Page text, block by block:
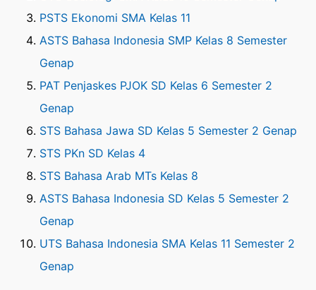
PSTS Ekonomi SMA Kelas 11
ASTS Bahasa Indonesia SMP Kelas 8 Semester
Genap
PAT Penjaskes PJOK SD Kelas 6 Semester 2
Genap
STS Bahasa Jawa SD Kelas 5 Semester 2 Genap
STS PKn SD Kelas 4
STS Bahasa Arab MTs Kelas 8
ASTS Bahasa Indonesia SD Kelas 5 Semester 2
Genap
UTS Bahasa Indonesia SMA Kelas 11 Semester 2
Genap